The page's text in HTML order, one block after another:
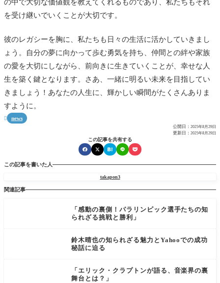
の中で大切な価値観を教えてくれるものであり、私たちもそれ
を受け継いでいくことが大切です。
彼のレガシーを胸に、私たちも日々の生活に活かしていきまし
ょう。自分の夢に向かって歩む勇気を持ち、仲間との絆や家族
の愛を大切にしながら、前向きに生きていくことが、幸せな人
生を築く鍵となります。さあ、一緒に明るい未来を目指してい
きましょう！あなたの人生に、輝かしい瞬間がたくさんありま
すように。
 news
公開日： 2025年8月29日
更新日： 2025年8月29日
この記事を共有する
この記事を書いた人
takapon3
関連記事
「感動の裏側！パラリンピック選手たちの知
られざる挑戦と勝利」
鈴木晴也の知られざる魅力とYahooでの成功
秘話に迫る
「エリック・クラプトンが語る、音楽界の裏
舞台とは？」